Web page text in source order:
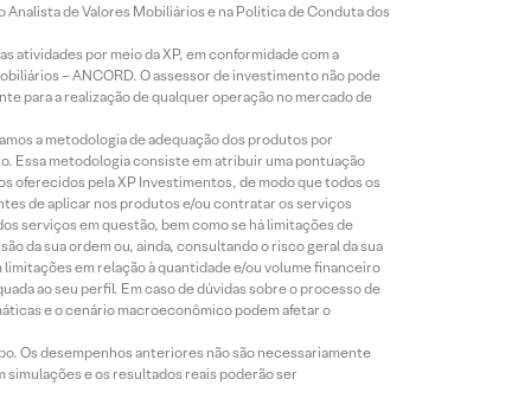
de Valores Mobiliários e na Política de Conduta dos
atividades por meio da XP, em conformidade com a
– ANCORD. O assessor de investimento não pode
para a realização de qualquer operação no mercado de
a metodologia de adequação dos produtos por
Essa metodologia consiste em atribuir uma pontuação
oferecidos pela XP Investimentos, de modo que todos os
de aplicar nos produtos e/ou contratar os serviços
serviços em questão, bem como se há limitações de
da sua ordem ou, ainda, consultando o risco geral da sua
em relação à quantidade e/ou volume financeiro
ao seu perfil. Em caso de dúvidas sobre o processo de
e o cenário macroeconômico podem afetar o
Os desempenhos anteriores não são necessariamente
e os resultados reais poderão ser